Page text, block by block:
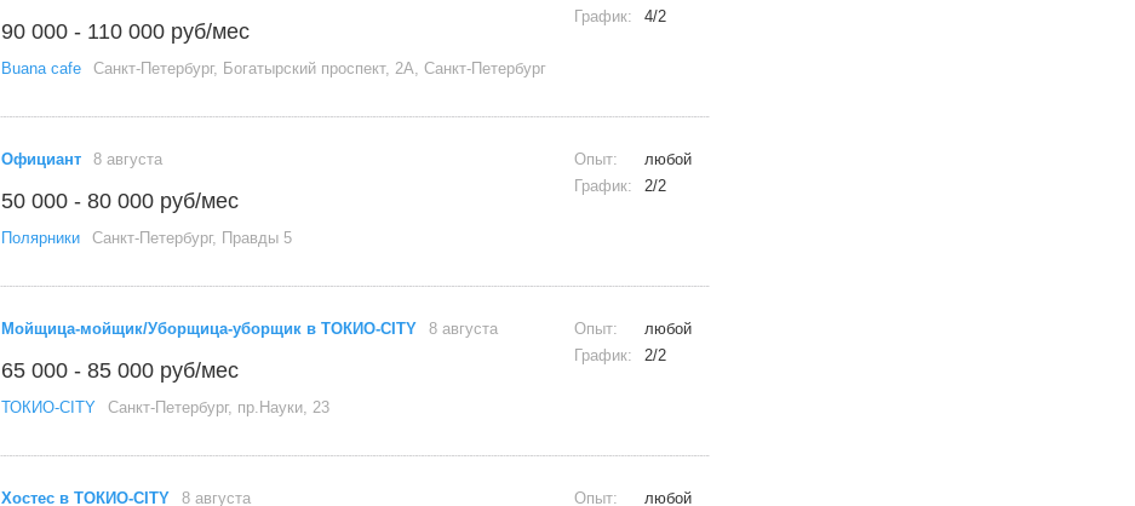
90 000 - 110 000 руб/мес
Buana cafe Санкт-Петербург, Богатырский проспект, 2А, Санкт-Петербург
График:
4/2
Официант 8 августа
50 000 - 80 000 руб/мес
Полярники Санкт-Петербург, Правды 5
Опыт:
любой
График:
2/2
Мойщица-мойщик/Уборщица-уборщик в ТОКИО-CITY 8 августа
65 000 - 85 000 руб/мес
ТОКИО-CITY Санкт-Петербург, пр.Науки, 23
Опыт:
любой
График:
2/2
Хостес в ТОКИО-CITY 8 августа Опыт: любой